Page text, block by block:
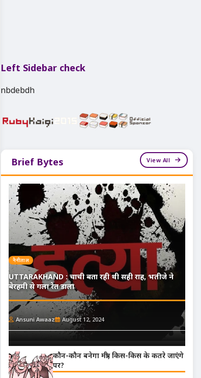
Left Sidebar check
nbdebdh
Brief Bytes View All
नैनीताल
UTTARAKHAND : चाची बता रही थी सही राह, भतीजे ने
बेरहमी से गला रेत डाला
Ansuni Awaaz August 12, 2024
कौन-कौन बनेगा मंत्री, किस-किस के कतरे जाएंगे
पर?